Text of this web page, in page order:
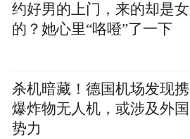
约好男的上门，来的却是女
的？她心里“咯噔”了一下
杀机暗藏！德国机场发现携
爆炸物无人机，或涉及外国
势力